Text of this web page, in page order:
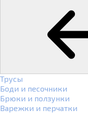
Трусы
Боди и песочники
Брюки и ползунки
Варежки и перчатки